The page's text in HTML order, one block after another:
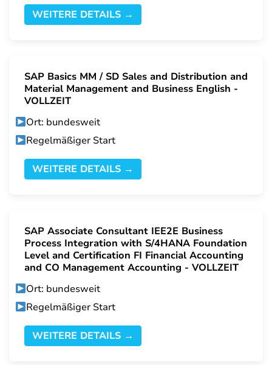
WEITERE DETAILS →
SAP Basics MM / SD Sales and Distribution and
Material Management and Business English -
VOLLZEIT
Ort: bundesweit
Regelmäßiger Start
WEITERE DETAILS →
SAP Associate Consultant IEE2E Business
Process Integration with S/4HANA Foundation
Level and Certification FI Financial Accounting
and CO Management Accounting - VOLLZEIT
Ort: bundesweit
Regelmäßiger Start
WEITERE DETAILS →